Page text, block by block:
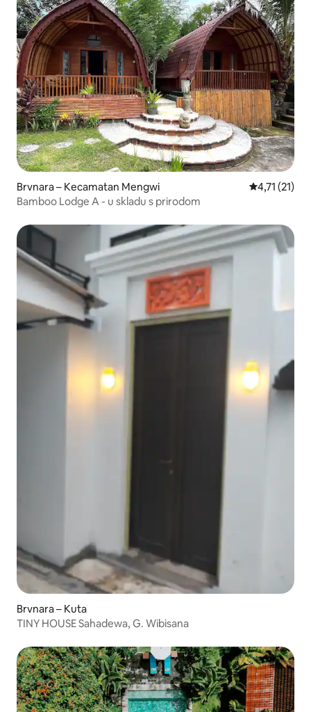
Brvnara – Kecamatan Mengwi Prosječna
4,71 (21)
Bamboo Lodge A - u skladu s prirodom
Brvnara – Kuta
TINY HOUSE Sahadewa, G. Wibisana